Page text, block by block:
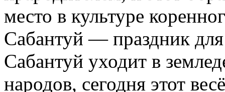
место в культуре
Сабантуй — праздник
Сабантуй уходит в
народов, сегодня этот